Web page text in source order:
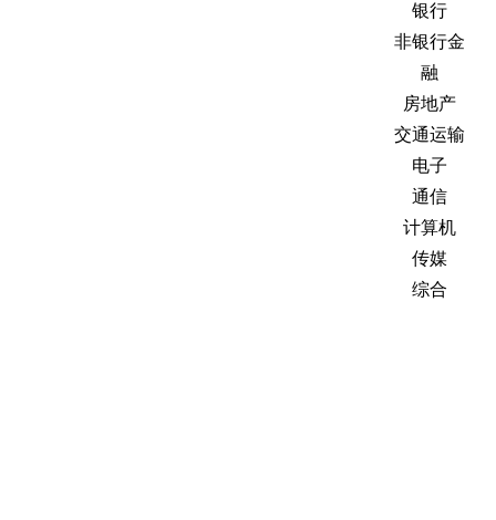
银行
非银行金
融
房地产
交通运输
电子
通信
计算机
传媒
综合